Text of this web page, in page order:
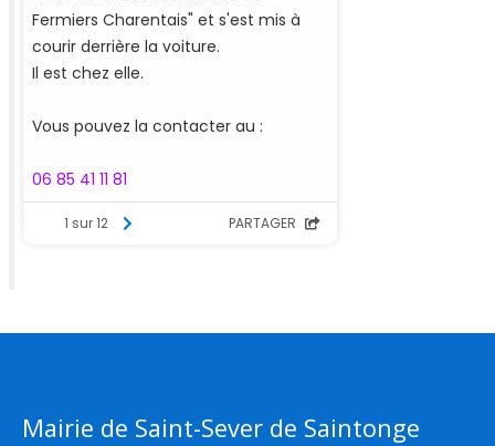
Mairie de Saint-Sever de Saintonge